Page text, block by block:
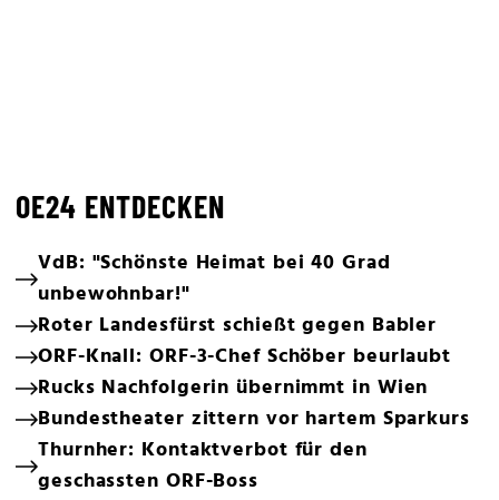
OE24 ENTDECKEN
VdB: "Schönste Heimat bei 40 Grad
unbewohnbar!"
Roter Landesfürst schießt gegen Babler
ORF-Knall: ORF-3-Chef Schöber beurlaubt
Rucks Nachfolgerin übernimmt in Wien
Bundestheater zittern vor hartem Sparkurs
Thurnher: Kontaktverbot für den
geschassten ORF-Boss